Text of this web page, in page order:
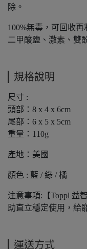
除。
100%無毒，可回收
二甲酸鹽、激素、雙
規格說明
尺寸 :
頭部：8 x 4 x 6cm
尾部：6 x 5 x 5cm
重量：110g
產地：美國
顏色 : 藍 / 綠 / 橘
注意事項:【Toppl 益
助直立穩定使用，給
運送方式